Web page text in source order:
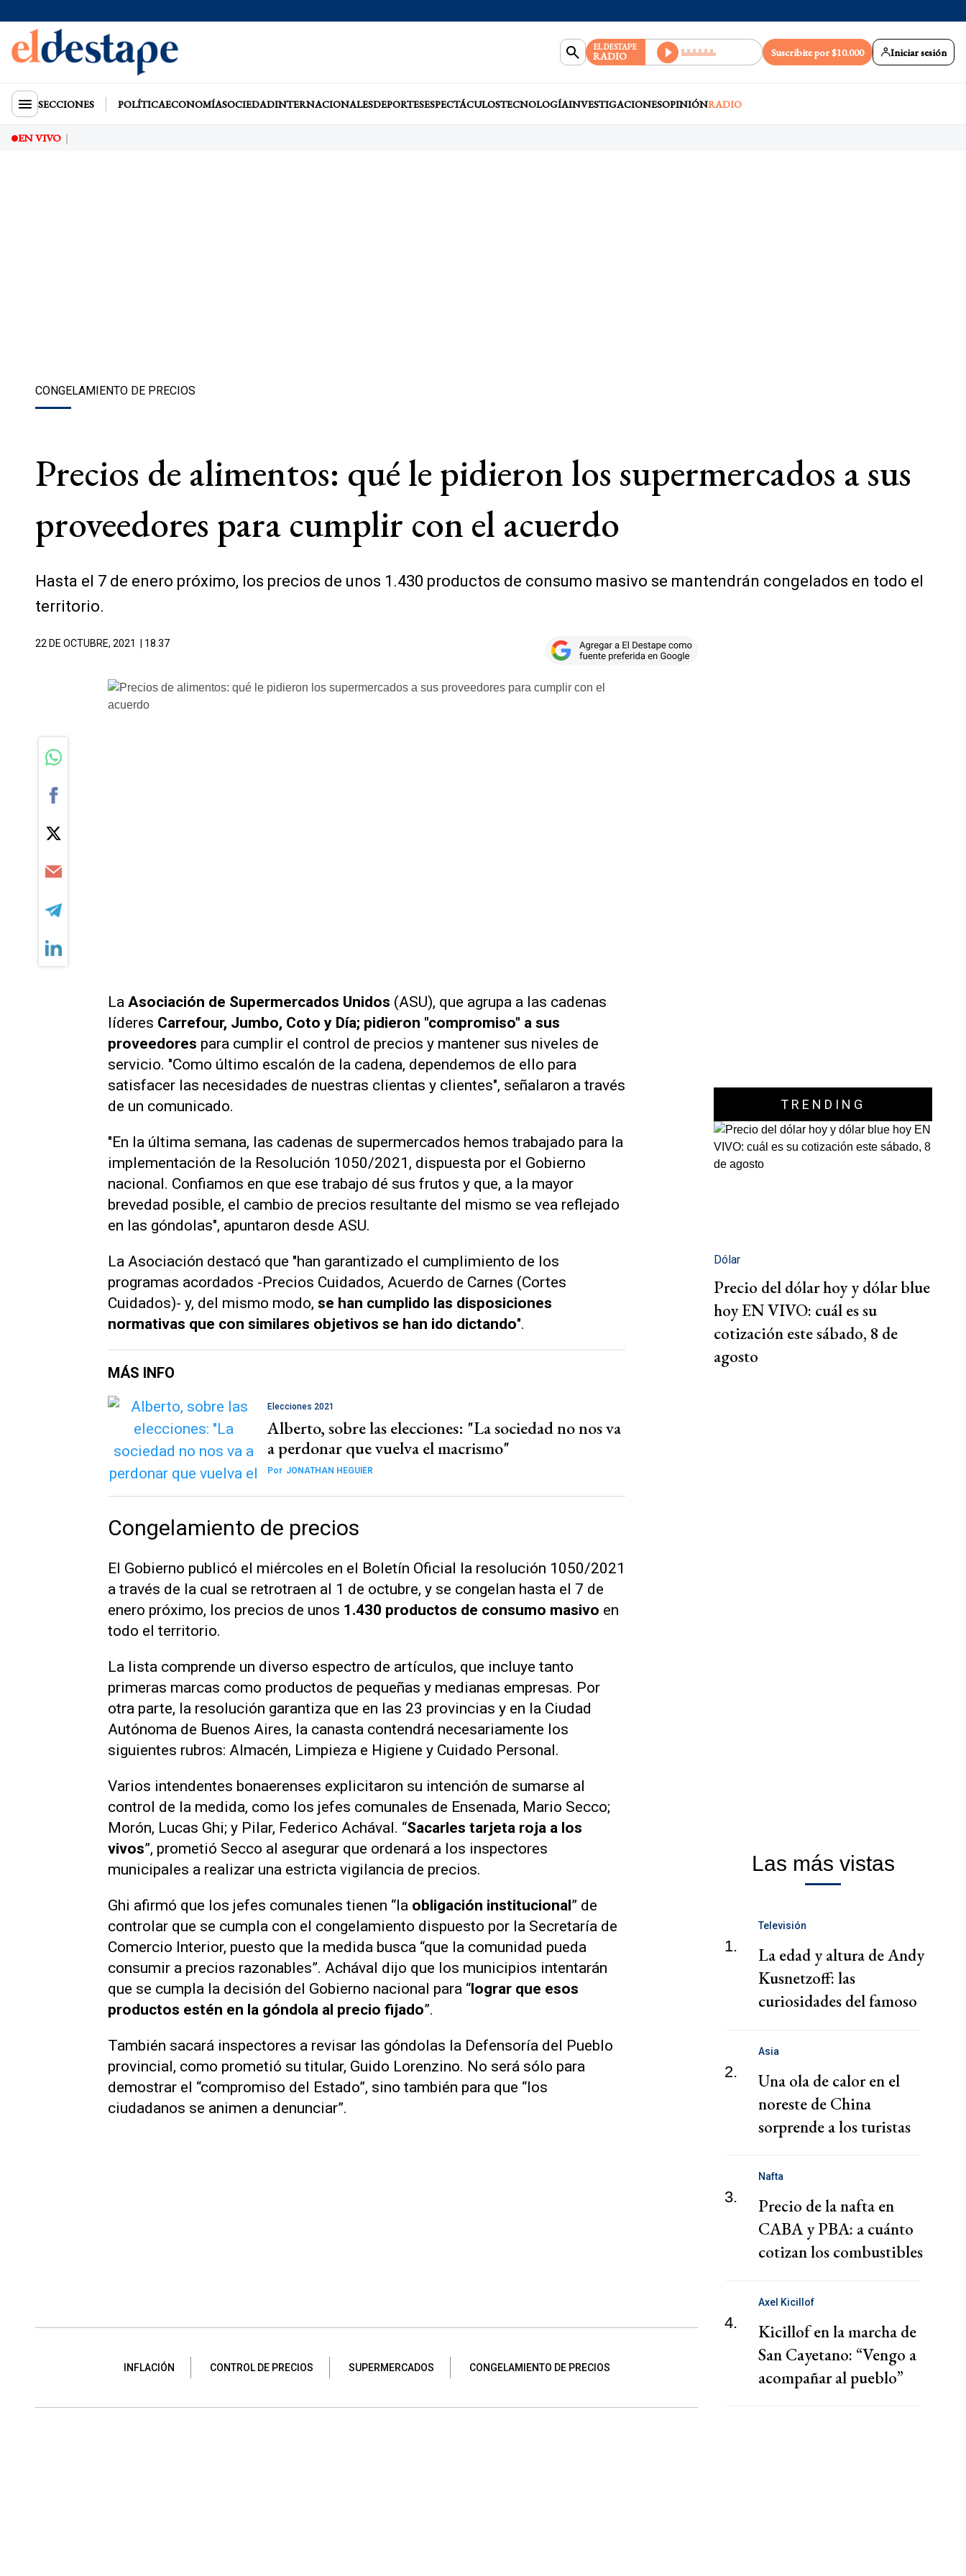
EL DESTAPE
RADIO Suscribite por $10.000 Iniciar sesión
SECCIONES POLÍTICAECONOMÍASOCIEDADINTERNACIONALESDEPORTESESPECTÁCULOSTECNOLOGÍAINVESTIGACIONESOPINIÓNRADIO
EN VIVO
CONGELAMIENTO DE PRECIOS
Precios de alimentos: qué le pidieron los supermercados a sus
proveedores para cumplir con el acuerdo
Hasta el 7 de enero próximo, los precios de unos 1.430 productos de consumo masivo se mantendrán congelados en todo el
territorio.
22 DE OCTUBRE, 2021 | 18.37
La Asociación de Supermercados Unidos (ASU), que agrupa a las cadenas
líderes Carrefour, Jumbo, Coto y Día; pidieron "compromiso" a sus
proveedores para cumplir el control de precios y mantener sus niveles de
servicio. "Como último escalón de la cadena, dependemos de ello para
satisfacer las necesidades de nuestras clientas y clientes", señalaron a través
de un comunicado.
"En la última semana, las cadenas de supermercados hemos trabajado para la
implementación de la Resolución 1050/2021, dispuesta por el Gobierno
nacional. Confiamos en que ese trabajo dé sus frutos y que, a la mayor
brevedad posible, el cambio de precios resultante del mismo se vea reflejado
en las góndolas", apuntaron desde ASU.
La Asociación destacó que "han garantizado el cumplimiento de los
programas acordados -Precios Cuidados, Acuerdo de Carnes (Cortes
Cuidados)- y, del mismo modo, se han cumplido las disposiciones
normativas que con similares objetivos se han ido dictando".
MÁS INFO
Elecciones 2021
Alberto, sobre las elecciones: "La sociedad no nos va
a perdonar que vuelva el macrismo"
Por JONATHAN HEGUIER
Congelamiento de precios
El Gobierno publicó el miércoles en el Boletín Oficial la resolución 1050/2021
a través de la cual se retrotraen al 1 de octubre, y se congelan hasta el 7 de
enero próximo, los precios de unos 1.430 productos de consumo masivo en
todo el territorio.
La lista comprende un diverso espectro de artículos, que incluye tanto
primeras marcas como productos de pequeñas y medianas empresas. Por
otra parte, la resolución garantiza que en las 23 provincias y en la Ciudad
Autónoma de Buenos Aires, la canasta contendrá necesariamente los
siguientes rubros: Almacén, Limpieza e Higiene y Cuidado Personal.
Varios intendentes bonaerenses explicitaron su intención de sumarse al
control de la medida, como los jefes comunales de Ensenada, Mario Secco;
Morón, Lucas Ghi; y Pilar, Federico Achával. “Sacarles tarjeta roja a los
vivos”, prometió Secco al asegurar que ordenará a los inspectores
municipales a realizar una estricta vigilancia de precios.
Ghi afirmó que los jefes comunales tienen “la obligación institucional” de
controlar que se cumpla con el congelamiento dispuesto por la Secretaría de
Comercio Interior, puesto que la medida busca “que la comunidad pueda
consumir a precios razonables”. Achával dijo que los municipios intentarán
que se cumpla la decisión del Gobierno nacional para “lograr que esos
productos estén en la góndola al precio fijado”.
También sacará inspectores a revisar las góndolas la Defensoría del Pueblo
provincial, como prometió su titular, Guido Lorenzino. No será sólo para
demostrar el “compromiso del Estado”, sino también para que “los
ciudadanos se animen a denunciar”.
INFLACIÓN CONTROL DE PRECIOS SUPERMERCADOS CONGELAMIENTO DE PRECIOS
TRENDING
Dólar
Precio del dólar hoy y dólar blue
hoy EN VIVO: cuál es su
cotización este sábado, 8 de
agosto
Las más vistas
1.
Televisión
La edad y altura de Andy
Kusnetzoff: las
curiosidades del famoso
2.
Asia
Una ola de calor en el
noreste de China
sorprende a los turistas
más fresco
3.
Nafta
Precio de la nafta en
CABA y PBA: a cuánto
cotizan los combustibles
4.
Axel Kicillof
Kicillof en la marcha de
San Cayetano: “Vengo a
acompañar al pueblo”